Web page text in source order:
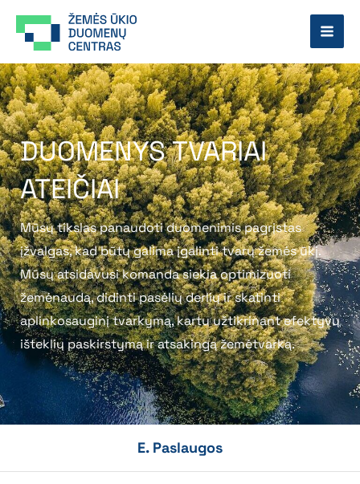
prie
DUOMENYS TVARIAI
ATEIČIAI
Mūsų tikslas panaudoti duomenimis pagrįstas
įžvalgas, kad būtų galima įgalinti tvarų žemės ūkį.
Mūsų atsidavusi komanda siekia optimizuoti
žemėnaudą, didinti pasėlių derlių ir skatinti
aplinkosauginį tvarkymą, kartu užtikrinant efektyvų
išteklių paskirstymą ir atsakingą žemėtvarką.
E. Paslaugos